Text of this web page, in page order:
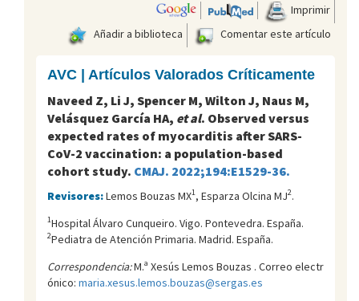
Imprimir
Añadir a biblioteca
Comentar este artículo
AVC | Artículos Valorados Críticamente
Naveed Z, Li J, Spencer M, Wilton J, Naus M,
Velásquez García HA, et al. Observed versus
expected rates of myocarditis after SARS-
CoV-2 vaccination: a population-based
cohort study. CMAJ. 2022;194:E1529-36.
Revisores:Lemos Bouzas MX1, Esparza Olcina MJ2.
1Hospital Álvaro Cunqueiro. Vigo. Pontevedra. España.
2Pediatra de Atención Primaria. Madrid. España.
Correspondencia:M.ª Xesús Lemos Bouzas . Correo electr
ónico: maria.xesus.lemos.bouzas@sergas.es